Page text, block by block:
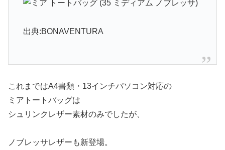
出典:BONAVENTURA
これまではA4書類・13インチパソコン対応の
ミアトートバッグは
シュリンクレザー素材のみでしたが、
ノブレッサレザーも新登場。